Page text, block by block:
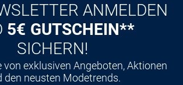
ANMELDEN
5€ GUTSCHEIN**
SICHERN!
von exklusiven Angeboten, Aktionen
den neusten Modetrends.